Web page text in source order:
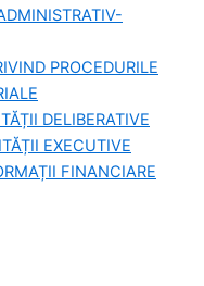
PROCEDURILE
DELIBERATIVE
EXECUTIVE
FINANCIARE